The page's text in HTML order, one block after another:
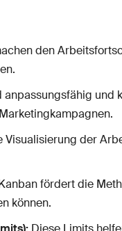
den
anpassungsfähig und
Visualisierung der
fördert die
können.